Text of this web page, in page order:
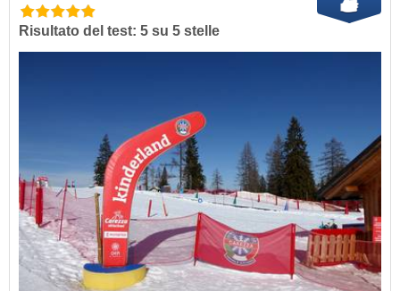
Risultato del test: 5 su 5 stelle